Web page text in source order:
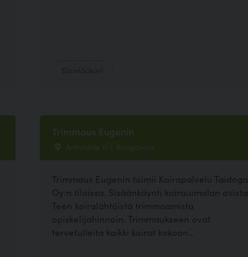
Trimmaus Eugenin
Artturintie 12 I, Kangasala
Trimmaus Eugenin toimii Koirapalvelu Taidogas
Oy:n tiloissa. Sisäänkäynti koirauimalan ovista.
Teen koiralähtöistä trimmaamista
opiskelijahinnoin. Trimmaukseen ovat
tervetulleita kaikki koirat kokoon...